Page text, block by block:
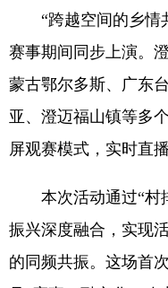
“跨越空间的乡情共
赛事期间同步上演。
蒙古鄂尔多斯、广东
亚、澄迈福山镇等多
屏观赛模式，实时直
本次活动通过“村
振兴深度融合，实现
的同频共振。这场首